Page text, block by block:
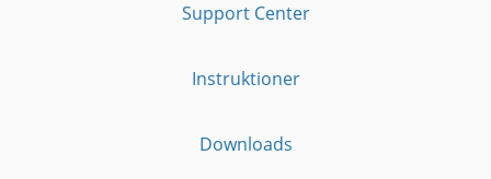
Support Center
Instruktioner
Downloads